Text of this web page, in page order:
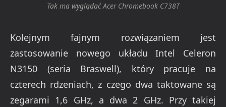
Tak ma wyglądać Acer Chromebook C738T
Kolejnym fajnym rozwiązaniem jest
zastosowanie nowego układu Intel Celeron
N3150 (seria Braswell), który pracuje na
czterech rdzeniach, z czego dwa taktowane są
zegarami 1,6 GHz, a dwa 2 GHz. Przy takiej